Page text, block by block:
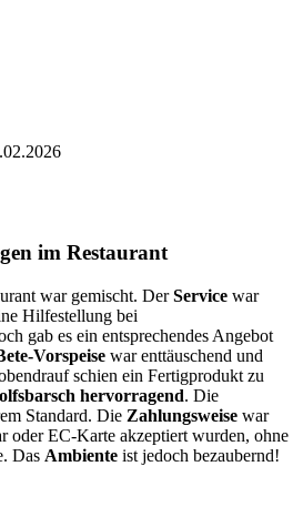
im Restaurant
war gemischt. DerService war
Hilfestellung bei
gab es ein entsprechendes Angebot
Vorspeise war enttäuschend und
schien ein Fertigprodukt zu
hervorragend. Die
Standard. Die Zahlungsweise war
oder EC-Karte akzeptiert wurden, ohne
Das Ambiente ist jedoch bezaubernd!